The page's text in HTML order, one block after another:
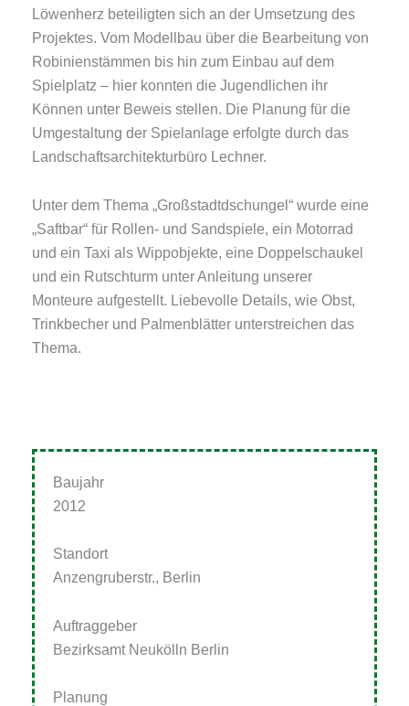
Löwenherz beteiligten sich an der Umsetzung des
Projektes. Vom Modellbau über die Bearbeitung von
Robinienstämmen bis hin zum Einbau auf dem
Spielplatz – hier konnten die Jugendlichen ihr
Können unter Beweis stellen. Die Planung für die
Umgestaltung der Spielanlage erfolgte durch das
Landschaftsarchitekturbüro Lechner.
Unter dem Thema „Großstadtdschungel“ wurde eine
„Saftbar“ für Rollen- und Sandspiele, ein Motorrad
und ein Taxi als Wippobjekte, eine Doppelschaukel
und ein Rutschturm unter Anleitung unserer
Monteure aufgestellt. Liebevolle Details, wie Obst,
Trinkbecher und Palmenblätter unterstreichen das
Thema.
Baujahr
2012
Standort
Anzengruberstr., Berlin
Auftraggeber
Bezirksamt Neukölln Berlin
Planung